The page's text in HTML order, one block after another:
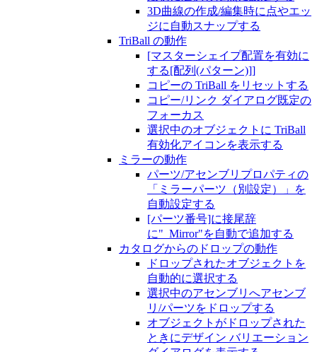
3D曲線の作成/編集時に点やエッ
ジに自動スナップする
TriBall の動作
[マスターシェイプ配置を有効に
する[配列(パターン)]]
コピーの TriBall をリセットする
コピー/リンク ダイアログ既定の
フォーカス
選択中のオブジェクトに TriBall
有効化アイコンを表示する
ミラーの動作
パーツ/アセンブリプロパティの
「ミラーパーツ（別設定）」を
自動設定する
[パーツ番号]に接尾辞
に"_Mirror"を自動で追加する
カタログからのドロップの動作
ドロップされたオブジェクトを
自動的に選択する
選択中のアセンブリへアセンブ
リ/パーツをドロップする
オブジェクトがドロップされた
ときにデザイン バリエーション